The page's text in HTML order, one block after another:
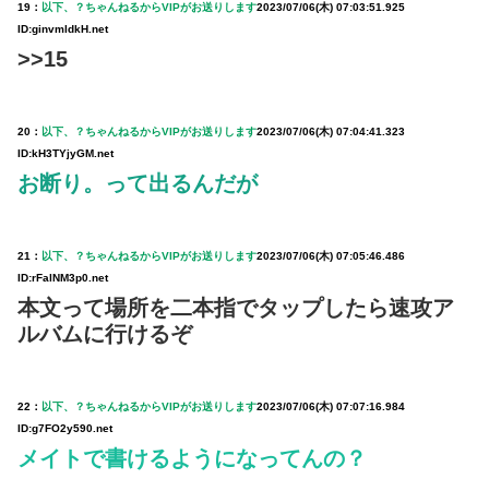
19： 以下、？ちゃんねるからVIPがお送りします2023/07/06(木) 07:03:51.925
ID:ginvmldkH.net
>>15
20： 以下、？ちゃんねるからVIPがお送りします2023/07/06(木) 07:04:41.323
ID:kH3TYjyGM.net
お断り。って出るんだが
21： 以下、？ちゃんねるからVIPがお送りします2023/07/06(木) 07:05:46.486
ID:rFalNM3p0.net
本文って場所を二本指でタップしたら速攻ア
ルバムに行けるぞ
22： 以下、？ちゃんねるからVIPがお送りします2023/07/06(木) 07:07:16.984
ID:g7FO2y590.net
メイトで書けるようになってんの？